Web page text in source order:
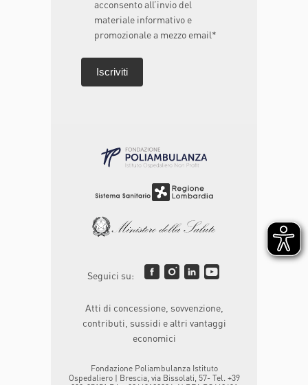
acconsento all’invio del
materiale informativo e
promozionale a mezzo email*
Seguici su:
Atti di concessione, sovvenzione,
contributi, sussidi e altri vantaggi
economici
Fondazione Poliambulanza Istituto
Ospedaliero | Brescia, via Bissolati, 57- Tel. +39